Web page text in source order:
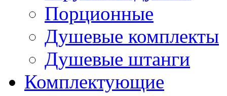
Порционные
Душевые комплекты
Душевые штанги
Комплектующие